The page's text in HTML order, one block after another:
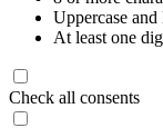
Uppercase and
At least one
Check all consents